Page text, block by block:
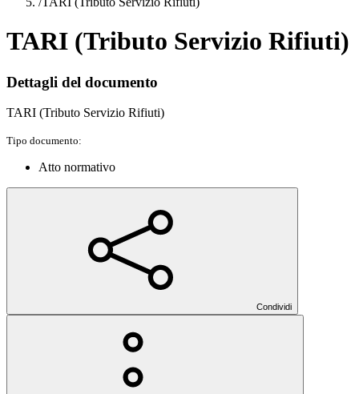
TARI (Tributo Servizio Rifiuti)
Dettagli del documento
TARI (Tributo Servizio Rifiuti)
Tipo documento:
Atto normativo
Condividi